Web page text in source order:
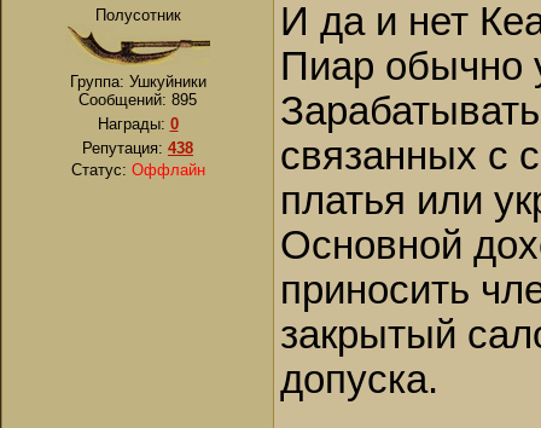
Полусотник
Группа: Ушкуйники
Сообщений: 895
Награды: 0
Репутация: 438
Статус: Оффлайн
И да и нет
Пиар обычно
связанных с
платья или
Основной
приносить
закрытый
допуска.